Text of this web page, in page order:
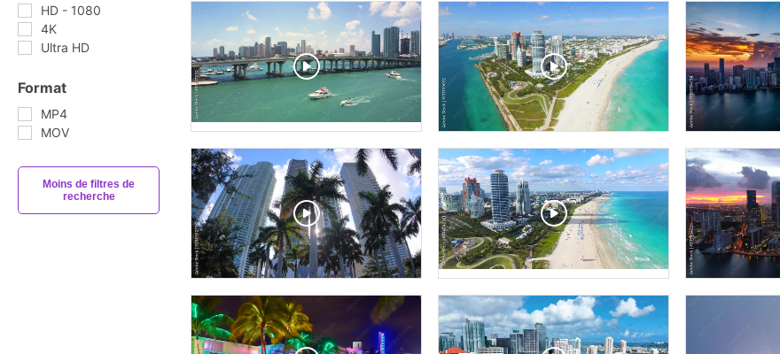
HD - 1080
4K
Ultra HD
Format
MP4
MOV
Moins de filtres de
recherche